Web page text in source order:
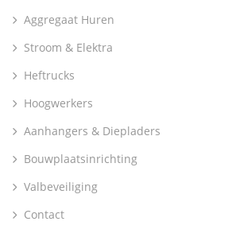
Aggregaat Huren
Stroom & Elektra
Heftrucks
Hoogwerkers
Aanhangers & Diepladers
Bouwplaatsinrichting
Valbeveiliging
Contact